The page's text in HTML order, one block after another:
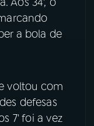
a bola de
voltou com
defesas
7' foi a vez